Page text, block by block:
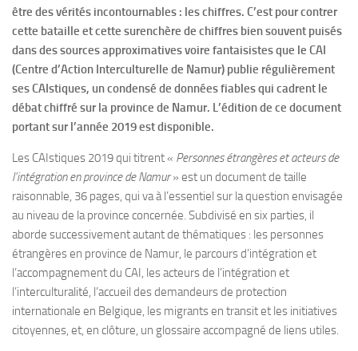
être des vérités incontournables : les chiffres. C’est pour contrer
cette bataille et cette surenchère de chiffres bien souvent puisés
dans des sources approximatives voire fantaisistes que le CAI
(Centre d’Action Interculturelle de Namur) publie régulièrement
ses CAIstiques, un condensé de données fiables qui cadrent le
débat chiffré sur la province de Namur. L’édition de ce document
portant sur l’année 2019 est disponible.
Les CAIstiques 2019 qui titrent « Personnes étrangères et acteurs de
l’intégration en province de Namur» est un document de taille
raisonnable, 36 pages, qui va à l’essentiel sur la question envisagée
au niveau de la province concernée. Subdivisé en six parties, il
aborde successivement autant de thématiques : les personnes
étrangères en province de Namur, le parcours d’intégration et
l’accompagnement du CAI, les acteurs de l’intégration et
l’interculturalité, l’accueil des demandeurs de protection
internationale en Belgique, les migrants en transit et les initiatives
citoyennes, et, en clôture, un glossaire accompagné de liens utiles.